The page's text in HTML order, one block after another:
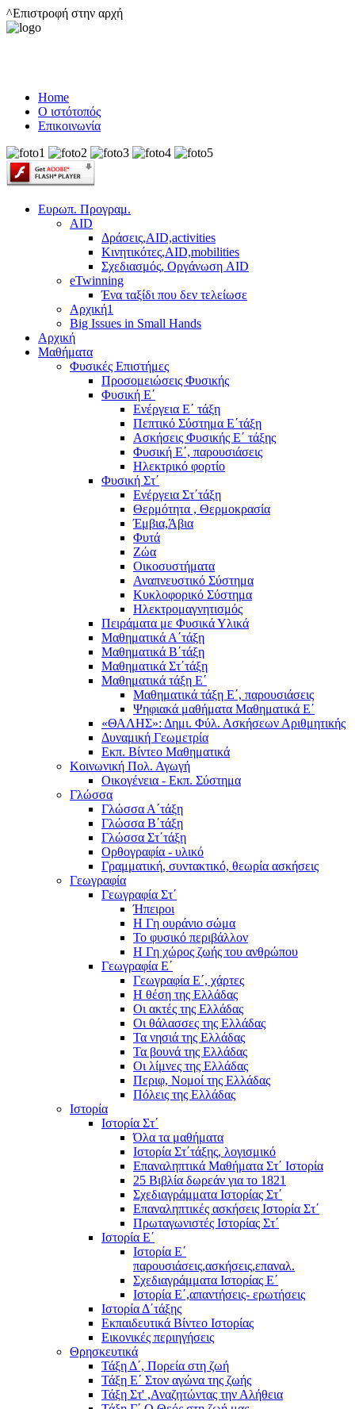
^Επιστροφή στην αρχή
Home
Ο ιστότοπός
Επικοινωνία
Ευρωπ. Προγραμ.
AID
Δράσεις,AID,activities
Κινητικότες,AID,mobilities
Σχεδιασμός, Οργάνωση AID
eTwinning
Ένα ταξίδι που δεν τελείωσε
Αρχική1
Big Issues in Small Hands
Αρχική
Μαθήματα
Φυσικές Επιστήμες
Προσομειώσεις Φυσικής
Φυσική Ε΄
Ενέργεια Ε΄ τάξη
Πεπτικό Σύστημα Ε΄τάξη
Ασκήσεις Φυσικής Ε΄ τάξης
Φυσική Ε΄, παρουσιάσεις
Ηλεκτρικό φορτίο
Φυσική Στ΄
Ενέργεια Στ΄τάξη
Θερμότητα , Θερμοκρασία
Έμβια,Άβια
Φυτά
Ζώα
Οικοσυστήματα
Αναπνευστικό Σύστημα
Κυκλοφορικό Σύστημα
Ηλεκτρομαγνητισμός
Πειράματα με Φυσικά Υλικά
Μαθηματικά Α΄τάξη
Μαθηματικά Β΄τάξη
Μαθηματικά Στ΄τάξη
Μαθηματικά τάξη Ε΄
Μαθηματικά τάξη Ε΄, παρουσιάσεις
Ψηφιακά μαθήματα Μαθηματικά Ε΄
«ΘΑΛΗΣ»: Δημι. Φύλ. Ασκήσεων Αριθμητικής
Δυναμική Γεωμετρία
Εκπ. Βίντεο Μαθηματικά
Κοινωνική Πολ. Αγωγή
Οικογένεια - Εκπ. Σύστημα
Γλώσσα
Γλώσσα Α΄τάξη
Γλώσσα Β΄τάξη
Γλώσσα Στ΄τάξη
Ορθογραφία - υλικό
Γραμματική, συντακτικό, θεωρία ασκήσεις
Γεωγραφία
Γεωγραφία Στ΄
Ήπειροι
Η Γη ουράνιο σώμα
Το φυσικό περιβάλλον
Η Γη χώρος ζωής του ανθρώπου
Γεωγραφία Ε΄
Γεωγραφία Ε΄, χάρτες
Η θέση της Ελλάδας
Οι ακτές της Ελλάδας
Οι θάλασσες της Ελλάδας
Τα νησιά της Ελλάδας
Τα βουνά της Ελλάδας
Οι λίμνες της Ελλάδας
Περιφ, Νομοί της Ελλάδας
Πόλεις της Ελλάδας
Ιστορία
Ιστορία Στ΄
Όλα τα μαθήματα
Ιστορία Στ΄τάξης, λογισμικό
Επαναληπτικά Μαθήματα Στ΄ Ιστορία
25 Βιβλία δωρεάν για το 1821
Σχεδιαγράμματα Ιστορίας Στ΄
Επαναληπτικές ασκήσεις Ιστορία Στ΄
Πρωταγωνιστές Ιστορίας Στ΄
Ιστορία Ε΄
Ιστορία Ε΄
παρουσιάσεις,ασκήσεις,επαναλ.
Σχεδιαγράμματα Ιστορίας Ε΄
Ιστορία Ε΄,απαντήσεις- ερωτήσεις
Ιστορία Δ΄τάξης
Εκπαιδευτικά Βίντεο Ιστορίας
Εικονικές περιηγήσεις
Θρησκευτικά
Τάξη Δ΄, Πορεία στη ζωή
Τάξη Ε΄ Στον αγώνα της ζωής
Τάξη Στ' ,Αναζητώντας την Αλήθεια